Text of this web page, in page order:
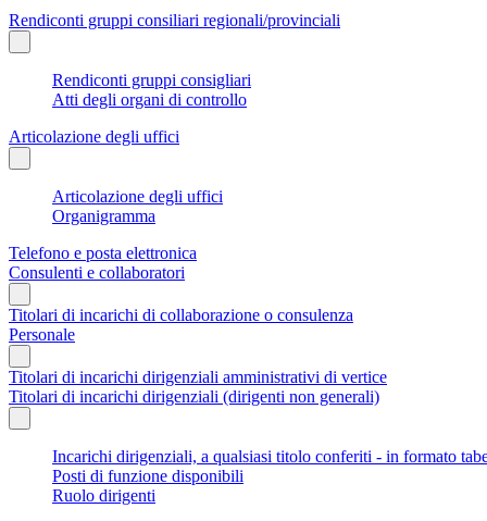
Rendiconti gruppi consiliari regionali/provinciali
Rendiconti gruppi consigliari
Atti degli organi di controllo
Articolazione degli uffici
Articolazione degli uffici
Organigramma
Telefono e posta elettronica
Consulenti e collaboratori
Titolari di incarichi di collaborazione o consulenza
Personale
Titolari di incarichi dirigenziali amministrativi di vertice
Titolari di incarichi dirigenziali (dirigenti non generali)
Incarichi dirigenziali, a qualsiasi titolo conferiti - in formato
Posti di funzione disponibili
Ruolo dirigenti